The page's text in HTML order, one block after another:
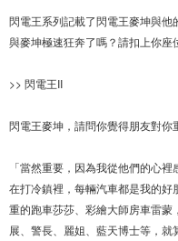
閃電王系列記載了閃電王麥坤與
與麥坤極速狂奔了嗎？請扣上你
>> 閃電王II
閃電王麥坤，請問你覺得朋友對你
「當然重要，因為我從他們的心裡
在打冷鎮裡，每輛汽車都是我的
重的跑車莎莎、彩繪大師房車雷
展、警長、麗姐、藍天博士等，